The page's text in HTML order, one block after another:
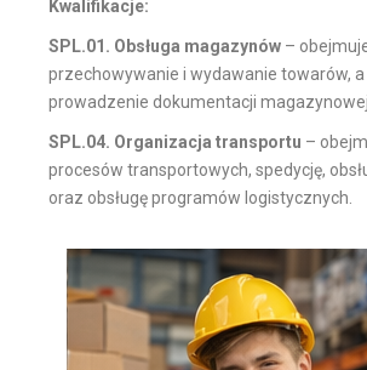
Kwalifikacje:
SPL.01. Obsługa magazynów –
przechowywanie i wydawanie towarów,
prowadzenie dokumentacji
SPL.04. Organizacja transportu –
procesów transportowych, spedycję,
oraz obsługę programów logistycznych.